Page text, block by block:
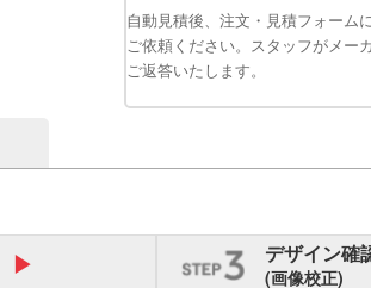
自動見積後、注文・見積フォーム
ご依頼ください。スタッフがメー
ご返答いたします。
デザイン確
(画像校正)